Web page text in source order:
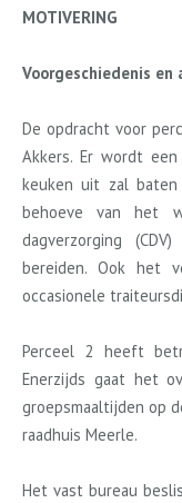
MOTIVERING
Voorgeschiedenis en
De opdracht voor
Akkers. Er wordt
keuken uit zal
behoeve van het
dagverzorging
bereiden. Ook het
occasionele
Perceel 2 heeft
Enerzijds gaat het
groepsmaaltijden op
raadhuis Meerle.
Het vast bureau